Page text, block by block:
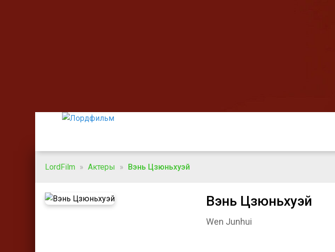
LordFilm » Актеры » Вэнь Цзюньхуэй
Вэнь Цзюньхуэй
Wen Junhui